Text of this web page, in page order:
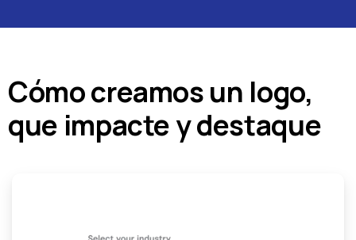
Cómo creamos un logo,
que impacte y destaque